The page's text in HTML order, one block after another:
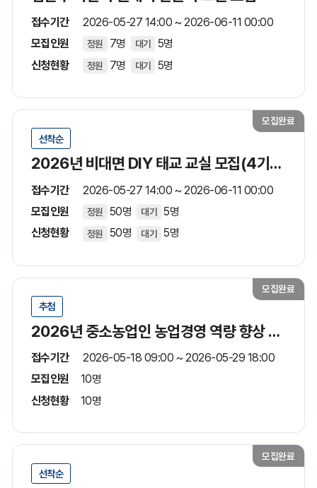
접수기간
2026-05-27 14:00 ~ 2026-06-11 00:00
모집인원
정원 7명 대기
5명
신청현황
정원 7명 대기 5명
모집완료
선착순
2026년 비대면 DIY 태교 교실 모집(4기수/6월)
접수기간
2026-05-27 14:00 ~ 2026-06-11 00:00
모집인원
정원 50명 대기
5명
신청현황
정원 50명 대기 5명
모집완료
추첨
2026년 중소농업인 농업경영 역량 향상 교육생 모집
접수기간
2026-05-18 09:00 ~ 2026-05-29 18:00
모집인원
10명
신청현황
10명
모집완료
선착순